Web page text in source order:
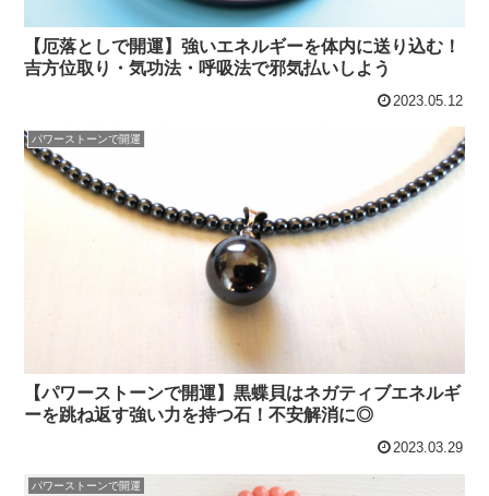
【厄落としで開運】強いエネルギーを体内に送り込む！
吉方位取り・気功法・呼吸法で邪気払いしよう
2023.05.12
パワーストーンで開運
【パワーストーンで開運】黒蝶貝はネガティブエネルギ
ーを跳ね返す強い力を持つ石！不安解消に◎
2023.03.29
パワーストーンで開運